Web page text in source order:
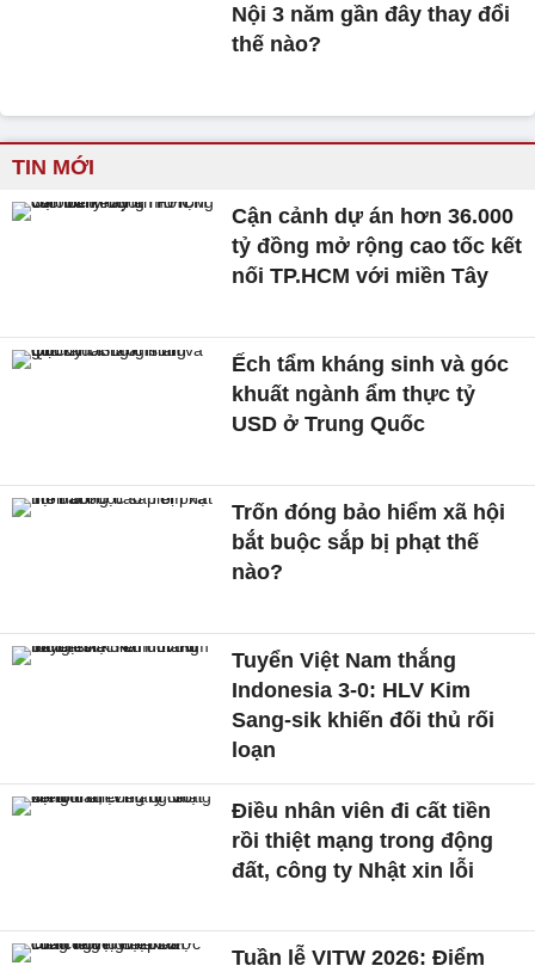
Nội 3 năm gần đây thay đổi
thế nào?
TIN MỚI
Cận cảnh dự án hơn 36.000
tỷ đồng mở rộng cao tốc kết
nối TP.HCM với miền Tây
Ếch tẩm kháng sinh và góc
khuất ngành ẩm thực tỷ
USD ở Trung Quốc
Trốn đóng bảo hiểm xã hội
bắt buộc sắp bị phạt thế
nào?
Tuyển Việt Nam thắng
Indonesia 3-0: HLV Kim
Sang-sik khiến đối thủ rối
loạn
Điều nhân viên đi cất tiền
rồi thiệt mạng trong động
đất, công ty Nhật xin lỗi
Tuần lễ VITW 2026: Điểm